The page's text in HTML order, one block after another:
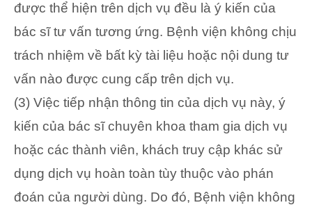
được thể hiện trên dịch vụ đều là ý kiến của
bác sĩ tư vấn tương ứng. Bệnh viện không chịu
trách nhiệm về bất kỳ tài liệu hoặc nội dung tư
vấn nào được cung cấp trên dịch vụ.
(3) Việc tiếp nhận thông tin của dịch vụ này, ý
kiến của bác sĩ chuyên khoa tham gia dịch vụ
hoặc các thành viên, khách truy cập khác sử
dụng dịch vụ hoàn toàn tùy thuộc vào phán
đoán của người dùng. Do đó, Bệnh viện không